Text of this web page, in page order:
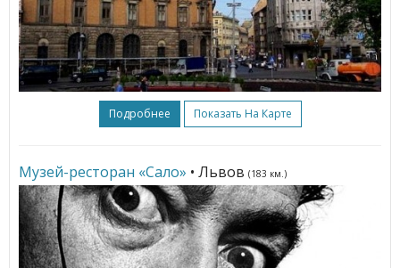
Подробнее Показать На Карте
Музей-ресторан «Сало» • Львов (183 км.)